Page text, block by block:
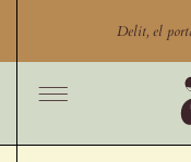
Delit, el
Toggle